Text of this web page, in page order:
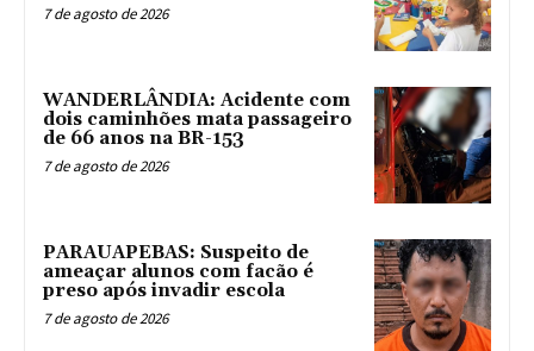
7 de agosto de 2026
WANDERLÂNDIA: Acidente com
dois caminhões mata passageiro
de 66 anos na BR-153
7 de agosto de 2026
PARAUAPEBAS: Suspeito de
ameaçar alunos com facão é
preso após invadir escola
7 de agosto de 2026